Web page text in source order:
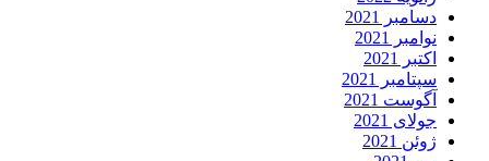
دسامبر 2021
نوامبر 2021
اکتبر 2021
سپتامبر 2021
آگوست 2021
جولای 2021
ژوئن 2021